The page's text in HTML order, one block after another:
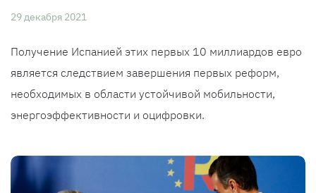
29 декабря 2021
Получение Испанией этих первых 10 миллиардов евро
является следствием завершения первых реформ,
необходимых в области устойчивой мобильности,
энергоэффективности и оцифровки.